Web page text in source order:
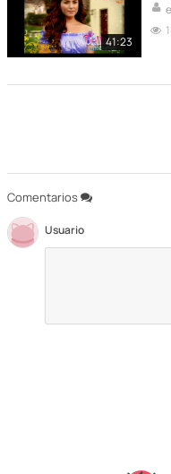
Comentarios
Usuario
41:23